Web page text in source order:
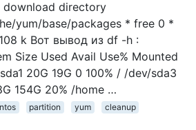
download directory
yum/base/packages * free 0 *
k Вот вывод из df -h :
Size Used Avail Use% Mounted
20G 19G 0 100% / /dev/sda3
154G 20% /home …
partition yum cleanup